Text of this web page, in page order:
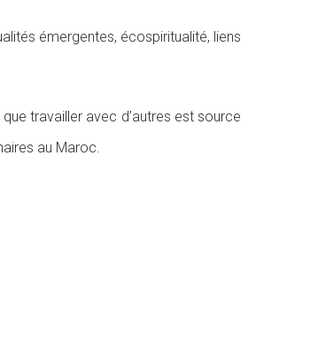
émergentes, écospiritualité, liens
travailler avec d’autres est source
au Maroc.